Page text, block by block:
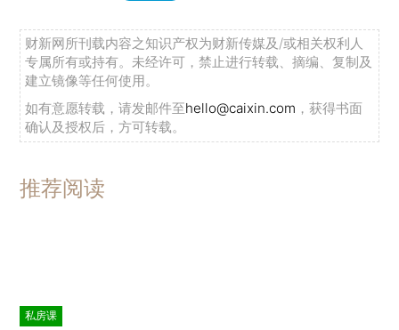
财新网所刊载内容之知识产权为财新传媒及/或相关权利人
专属所有或持有。未经许可，禁止进行转载、摘编、复制及
建立镜像等任何使用。
如有意愿转载，请发邮件至hello@caixin.com ，获得书面
确认及授权后，方可转载。
推荐阅读
私房课